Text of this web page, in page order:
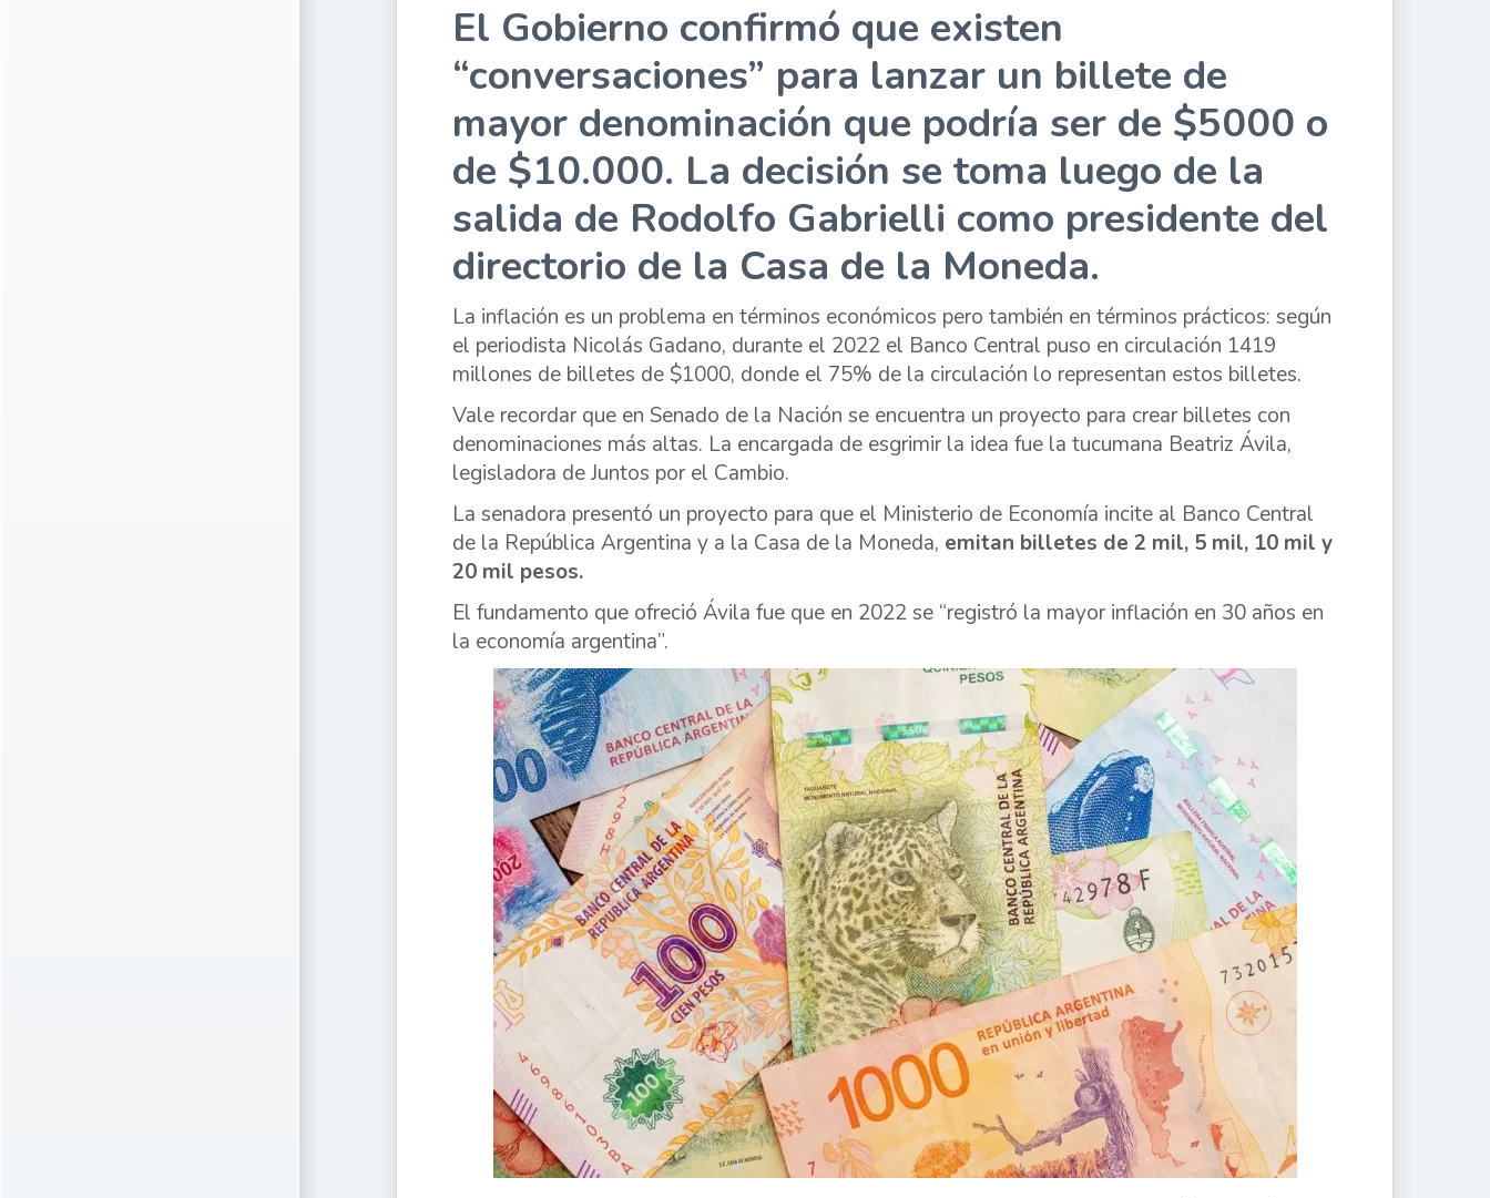
El Gobierno confirmó que existen
“conversaciones” para lanzar un billete de
mayor denominación que podría ser de $5000 o
de $10.000. La decisión se toma luego de la
salida de Rodolfo Gabrielli como presidente del
directorio de la Casa de la Moneda.
La inflación es un problema en términos económicos pero también en términos prácticos: según
el periodista Nicolás Gadano, durante el 2022 el Banco Central puso en circulación 1419
millones de billetes de $1000, donde el 75% de la circulación lo representan estos billetes.
Vale recordar que en Senado de la Nación se encuentra un proyecto para crear billetes con
denominaciones más altas. La encargada de esgrimir la idea fue la tucumana Beatriz Ávila,
legisladora de Juntos por el Cambio.
La senadora presentó un proyecto para que el Ministerio de Economía incite al Banco Central
de la República Argentina y a la Casa de la Moneda, emitan billetes de 2 mil, 5 mil, 10 mil y
20 mil pesos.
El fundamento que ofreció Ávila fue que en 2022 se “registró la mayor inflación en 30 años en
la economía argentina”.